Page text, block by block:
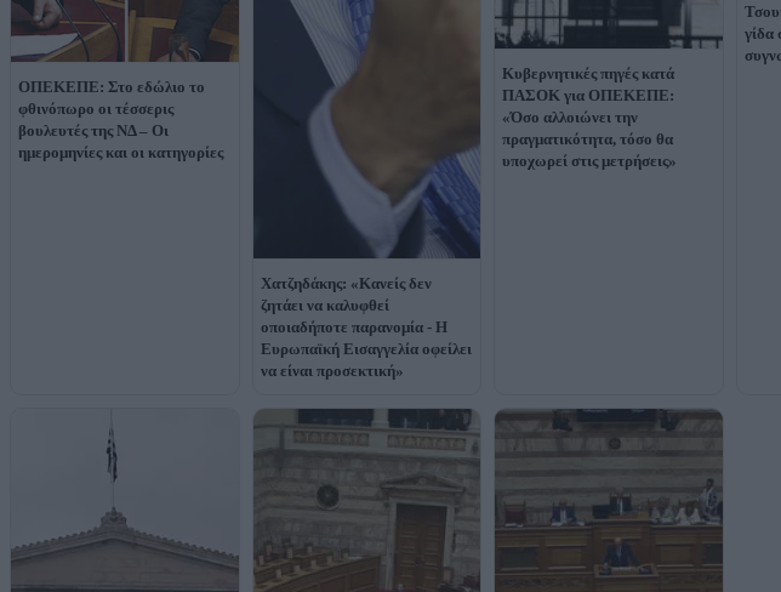
ΟΠΕΚΕΠΕ: Στο εδώλιο το
φθινόπωρο οι τέσσερις
βουλευτές της ΝΔ – Οι
ημερομηνίες και οι κατηγορίες
Χατζηδάκης: «Κανείς δεν
ζητάει να καλυφθεί
οποιαδήποτε παρανομία - Η
Ευρωπαϊκή Εισαγγελία οφείλει
να είναι προσεκτική»
Κυβερνητικές πηγές κατά
ΠΑΣΟΚ για ΟΠΕΚΕΠΕ:
«Όσο αλλοιώνει την
πραγματικότητα, τόσο θα
υποχωρεί στις μετρήσεις»
γίδα